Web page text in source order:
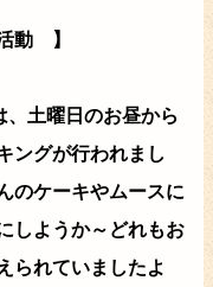
動 】
土曜日のお昼から
ングが行われまし
のケーキやムースに
しようか～どれもお
られていましたよ